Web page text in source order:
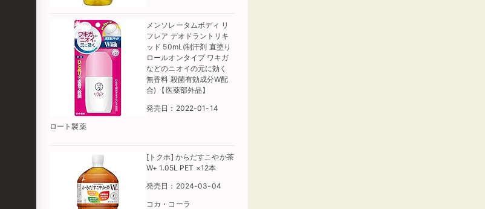
メンソレータムボディ リ
フレア デオドラントリキ
ッド 50mL(制汗剤 直塗り
ロールオンタイプ ワキガ
などのニオイの元に効く
無香料 殺菌有効成分W配
合) 【医薬部外品】
発売日：2022-01-14
ロート製薬
[トクホ] からだすこやか茶
W+ 1.05L PET ×12本
発売日：2024-03-04
コカ・コーラ